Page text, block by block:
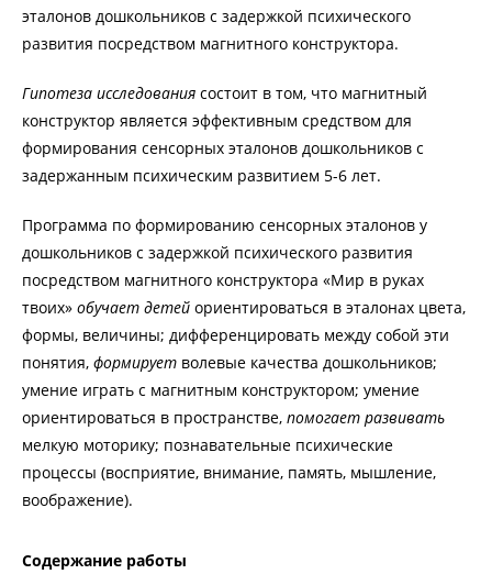
эталонов дошкольников с задержкой психического
развития посредством магнитного конструктора.
Гипотеза исследования состоит в том, что магнитный
конструктор является эффективным средством для
формирования сенсорных эталонов дошкольников с
задержанным психическим развитием 5-6 лет.
Программа по формированию сенсорных эталонов у
дошкольников с задержкой психического развития
посредством магнитного конструктора «Мир в руках
твоих» обучает детей ориентироваться в эталонах цвета,
формы, величины; дифференцировать между собой эти
понятия, формирует волевые качества дошкольников;
умение играть с магнитным конструктором; умение
ориентироваться в пространстве, помогает развивать
мелкую моторику; познавательные психические
процессы (восприятие, внимание, память, мышление,
воображение).
Содержание работы